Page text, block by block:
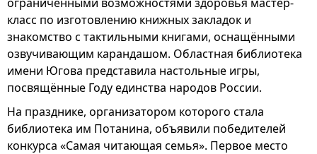
класс по изготовлению книжных закладок и
знакомство с тактильными книгами, оснащёнными
озвучивающим карандашом. Областная библиотека
имени Югова представила настольные игры,
посвящённые Году единства народов России.
На празднике, организатором которого стала
библиотека им Потанина, объявили победителей
конкурса «Самая читающая семья». Первое место